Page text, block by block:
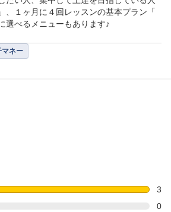
、１ヶ月に４回レッスンの基本プラン「
選べるメニューもあります♪
マネー
3
0